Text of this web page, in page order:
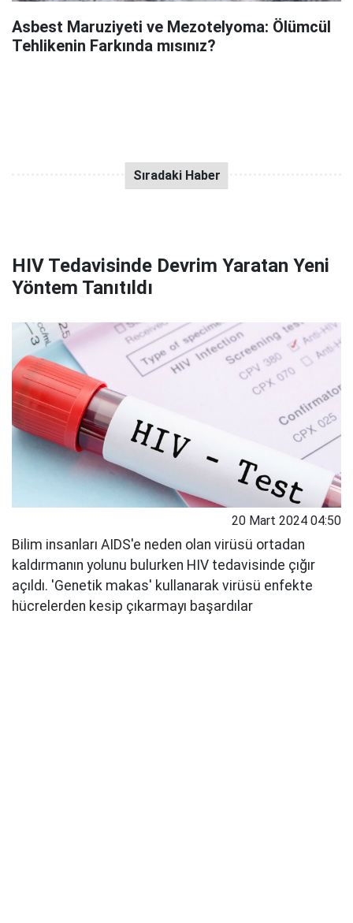
Asbest Maruziyeti ve Mezotelyoma: Ölümcül
Tehlikenin Farkında mısınız?
HIV Tedavisinde Devrim Yaratan Yeni
Yöntem Tanıtıldı
20 Mart 2024 04:50
Bilim insanları AIDS'e neden olan virüsü ortadan
kaldırmanın yolunu bulurken HIV tedavisinde çığır
açıldı. 'Genetik makas' kullanarak virüsü enfekte
hücrelerden kesip çıkarmayı başardılar